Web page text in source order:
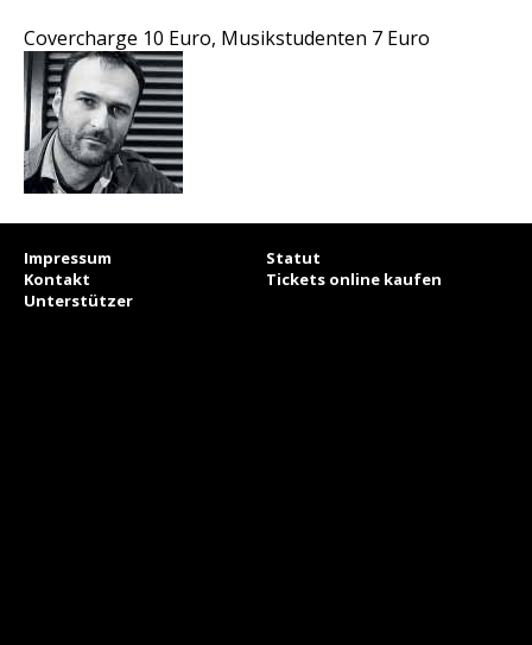
Covercharge 10 Euro, Musikstudenten 7 Euro
Impressum
Statut
Kontakt
Tickets online kaufen
Unterstützer